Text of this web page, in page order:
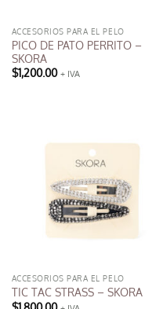
ACCESORIOS PARA EL PELO
PICO DE PATO PERRITO –
SKORA
$1,200.00 + IVA
ACCESORIOS PARA EL PELO
TIC TAC STRASS – SKORA